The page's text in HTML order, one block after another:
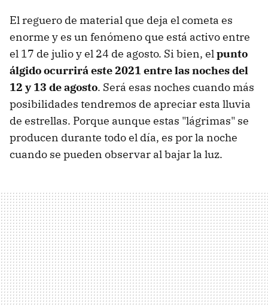
El reguero de material que deja el cometa es
enorme y es un fenómeno que está activo entre
el 17 de julio y el 24 de agosto. Si bien, elpunto
álgido ocurrirá este 2021 entre las noches del
12 y 13 de agosto. Será esas noches cuando más
posibilidades tendremos de apreciar esta lluvia
de estrellas. Porque aunque estas "lágrimas" se
producen durante todo el día, es por la noche
cuando se pueden observar al bajar la luz.